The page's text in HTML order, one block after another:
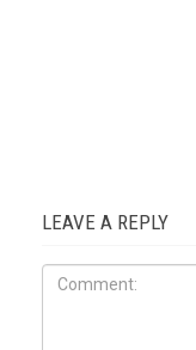
LEAVE A REPLY